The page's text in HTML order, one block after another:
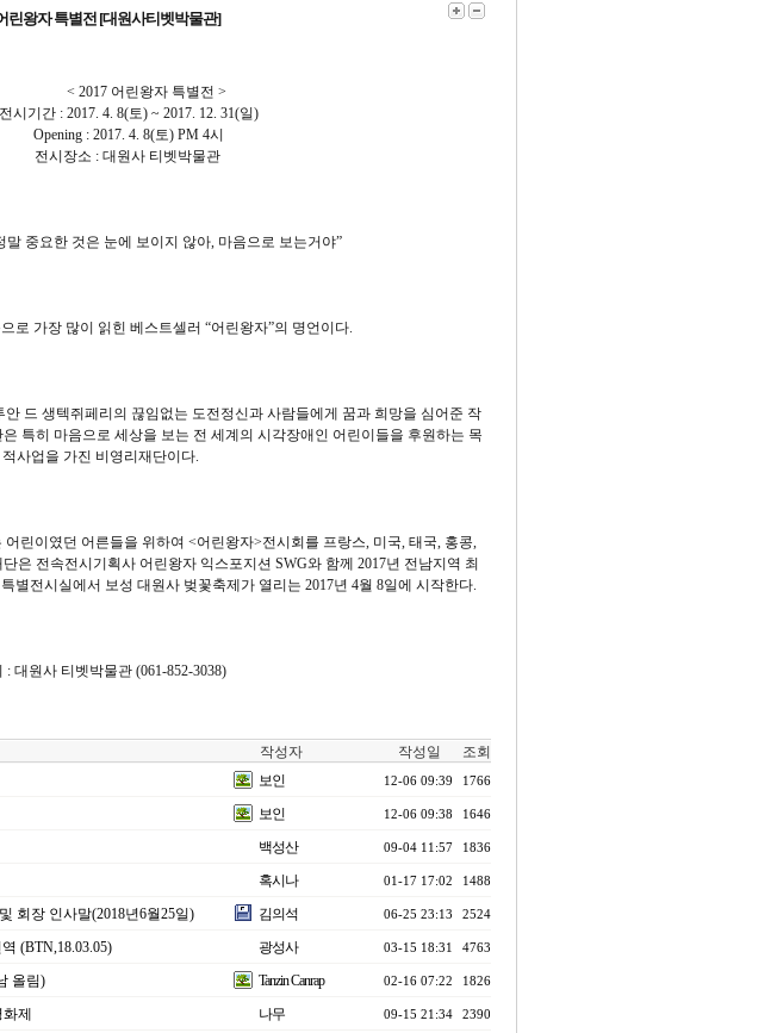
린왕자 특별전 [대원사티벳박물관]
어린왕자 특별전 >
: 2017. 4. 8(토) ~ 2017. 12. 31(일)
: 2017. 4. 8(토) PM 4시
시장소 : 대원사 티벳박물관
말 중요한 것은 눈에 보이지 않아, 마음으로 보는거야”
로 가장 많이 읽힌 베스트셀러 “어린왕자”의 명언이다.
드 생텍쥐페리의 끊임없는 도전정신과 사람들에게 꿈과 희망을 심어준 작
특히 마음으로 세상을 보는 전 세계의 시각장애인 어린이들을 후원하는 목
적사업을 가진 비영리재단이다.
린이였던 어른들을 위하여 <어린왕자>전시회를 프랑스, 미국, 태국, 홍콩,
은 전속전시기획사 어린왕자 익스포지션 SWG와 함께 2017년 전남지역 최
별전시실에서 보성 대원사 벚꽃축제가 열리는 2017년 4월 8일에 시작한다.
: 대원사 티벳박물관 (061-852-3038)
작성자 작성일 조회
보인 12-06 09:39 1766
보인 12-06 09:38 1646
백성산 09-04 11:57 1836
혹시나 01-17 17:02 1488
회장 인사말(2018년6월25일) 김의석 06-25 23:13 2524
(BTN,18.03.05) 광성사 03-15 18:31 4763
올림) Tanzin Canrap 02-16 07:22 1826
제 나무 09-15 21:34 2390